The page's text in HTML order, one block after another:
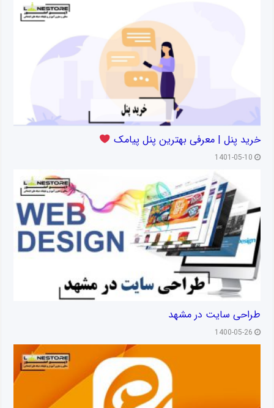
خرید پنل | معرفی بهترین پنل پیامک
1401-05-10
طراحی سایت در مشهد
1400-05-26